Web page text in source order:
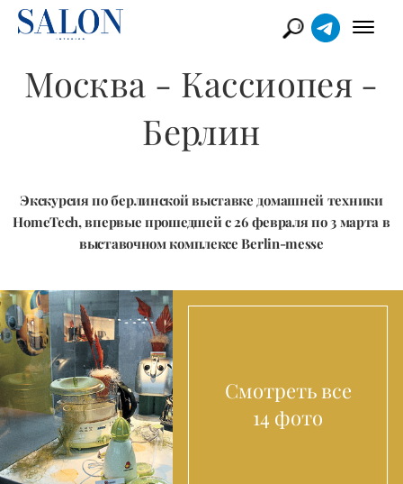
Москва - Кассиопея -
Берлин
Экскурсия по берлинской выставке домашней техники
HomeTech, впервые прошедшей с 26 февраля по 3 марта в
выставочном комплексе Berlin-messe
Смотреть все
14 фото